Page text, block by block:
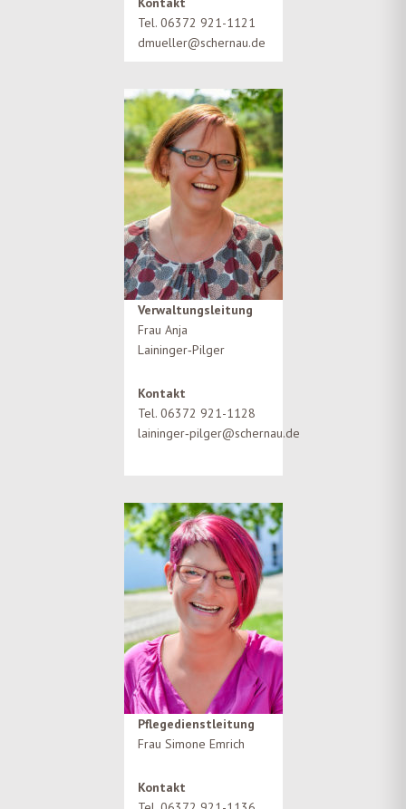
Tel. 06372 921-1121
dmueller@schernau.de
Verwaltungsleitung
Frau Anja
Laininger‑Pilger
Kontakt
Tel. 06372 921-1128
laininger‑pilger@schernau.de
Pflegedienstleitung
Frau Simone Emrich
Kontakt